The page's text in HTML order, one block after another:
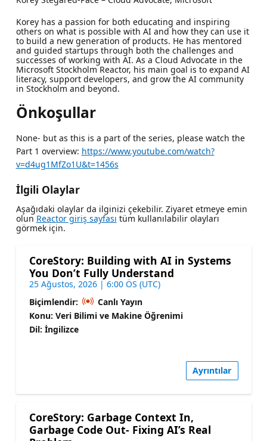
Korey has a passion for both educating and inspiring
others on what is possible with AI and how they can use it
to build a new generation of products. He has mentored
and guided startups through both the challenges and
successes of working with AI. As a Cloud Advocate in the
Microsoft Stockholm Reactor, his main goal is to expand AI
literacy, support developers, and grow the AI community
in Stockholm and beyond.
Önkoşullar
None- but as this is a part of the series, please watch the
Part 1 overview: https://www.youtube.com/watch?
v=d4ug1MfZo1U&t=1456s
İlgili Olaylar
Aşağıdaki olaylar da ilginizi çekebilir. Ziyaret etmeye emin
olun Reactor giriş sayfası tüm kullanılabilir olayları
görmek için.
CoreStory: Building with AI in Systems
You Don’t Fully Understand
25 Ağustos, 2026 | 6:00 ÖS (UTC)
Biçimlendir:
Canlı Yayın
Konu: Veri Bilimi ve Makine Öğrenimi
Dil: İngilizce
Ayrıntılar
CoreStory: Garbage Context In,
Garbage Code Out- Fixing AI’s Real